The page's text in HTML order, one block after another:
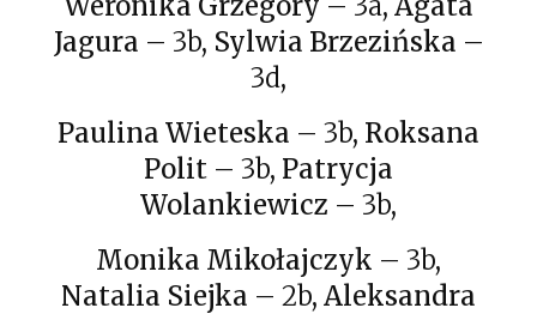
Jagura – 3b, Sylwia Brzezińska –
3d,
Paulina Wieteska – 3b, Roksana
Polit – 3b, Patrycja
Wolankiewicz – 3b,
Monika Mikołajczyk – 3b,
Natalia Siejka – 2b, Aleksandra